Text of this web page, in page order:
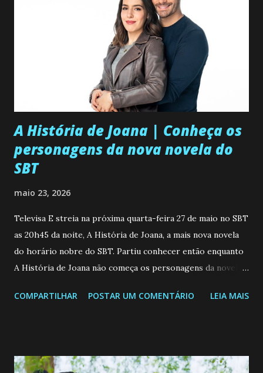
A História de Joana | Conheça os
personagens da nova novela do
SBT
maio 23, 2026
Televisa E streia na próxima quarta-feira 27 de maio no SBT
as 20h45 da noite, A História de Joana, a mais nova novela
do horário nobre do SBT. Partiu conhecer então enquanto
A História de Joana não começa os personagens da novela?
de 25/05/26 a 31/05/26 JOANA GUADALUPE (Camila
permanecer virgem até encontrar o homem que realmente
COMPARTILHAR POSTAR UM COMENTÁRIO LEIA MAIS